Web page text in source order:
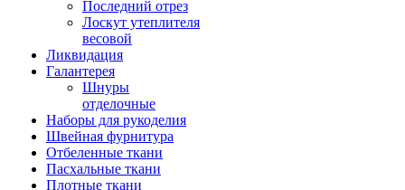
Последний отрез
Лоскут утеплителя
весовой
Ликвидация
Галантерея
Шнуры
отделочные
Наборы для рукоделия
Швейная фурнитура
Отбеленные ткани
Пасхальные ткани
Плотные ткани